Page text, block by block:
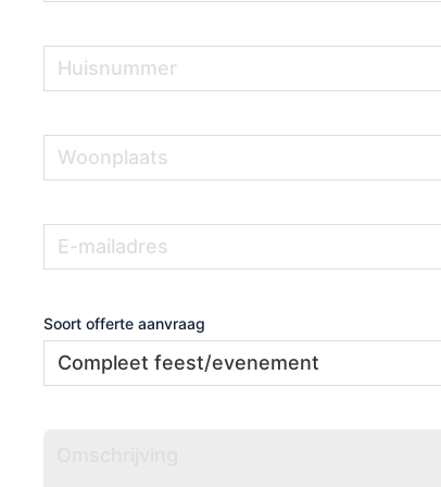
mailadres
Soort offerte aanvraag